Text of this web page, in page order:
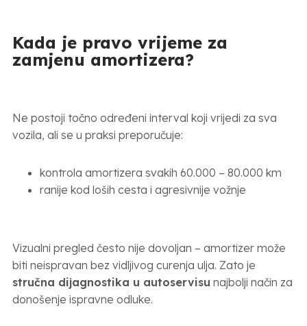
Kada je pravo vrijeme za
zamjenu amortizera?
Ne postoji točno određeni interval koji vrijedi za sva
vozila, ali se u praksi preporučuje:
kontrola amortizera svakih 60.000 – 80.000 km
ranije kod loših cesta i agresivnije vožnje
Vizualni pregled često nije dovoljan – amortizer može
biti neispravan bez vidljivog curenja ulja. Zato je
stručna dijagnostika u autoservisu najbolji način za
donošenje ispravne odluke.